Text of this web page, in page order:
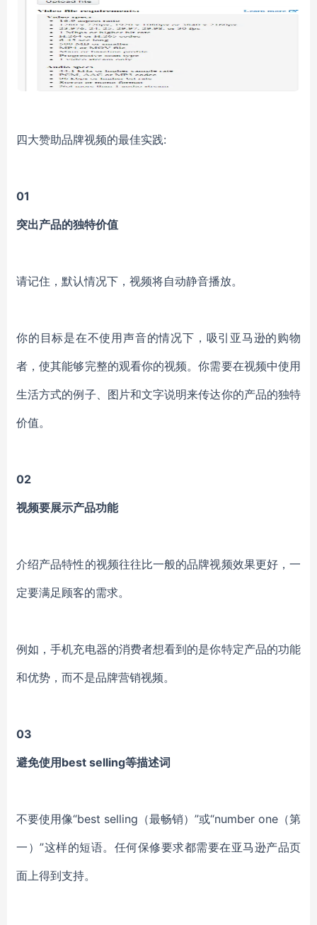
四大赞助品牌视频的最佳实践:
01
突出产品的独特价值
请记住，默认情况下，视频将自动静音播放。
你的目标是在不使用声音的情况下，吸引亚马逊的购物
者，使其能够完整的观看你的视频。你需要在视频中使用
生活方式的例子、图片和文字说明来传达你的产品的独特
价值。
02
视频要展示产品功能
介绍产品特性的视频往往比一般的品牌视频效果更好，一
定要满足顾客的需求。
例如，手机充电器的消费者想看到的是你特定产品的功能
和优势，而不是品牌营销视频。
03
避免使用best selling等描述词
不要使用像“best selling（最畅销）”或“number one（第
一）”这样的短语。任何保修要求都需要在亚马逊产品页
面上得到支持。